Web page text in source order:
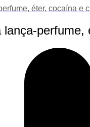
éter, cocaína e